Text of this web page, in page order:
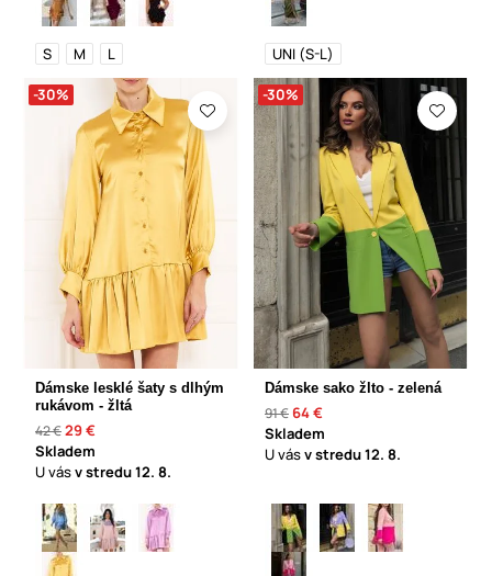
S M L UNI (S-L)
-30%
Dámske lesklé šaty s dlhým
rukávom - žltá
42 €29 €
Skladem
U vásv stredu12. 8.
-30%
Dámske sako žlto - zelená
91 € 64 €
Skladem
U vásv stredu12. 8.